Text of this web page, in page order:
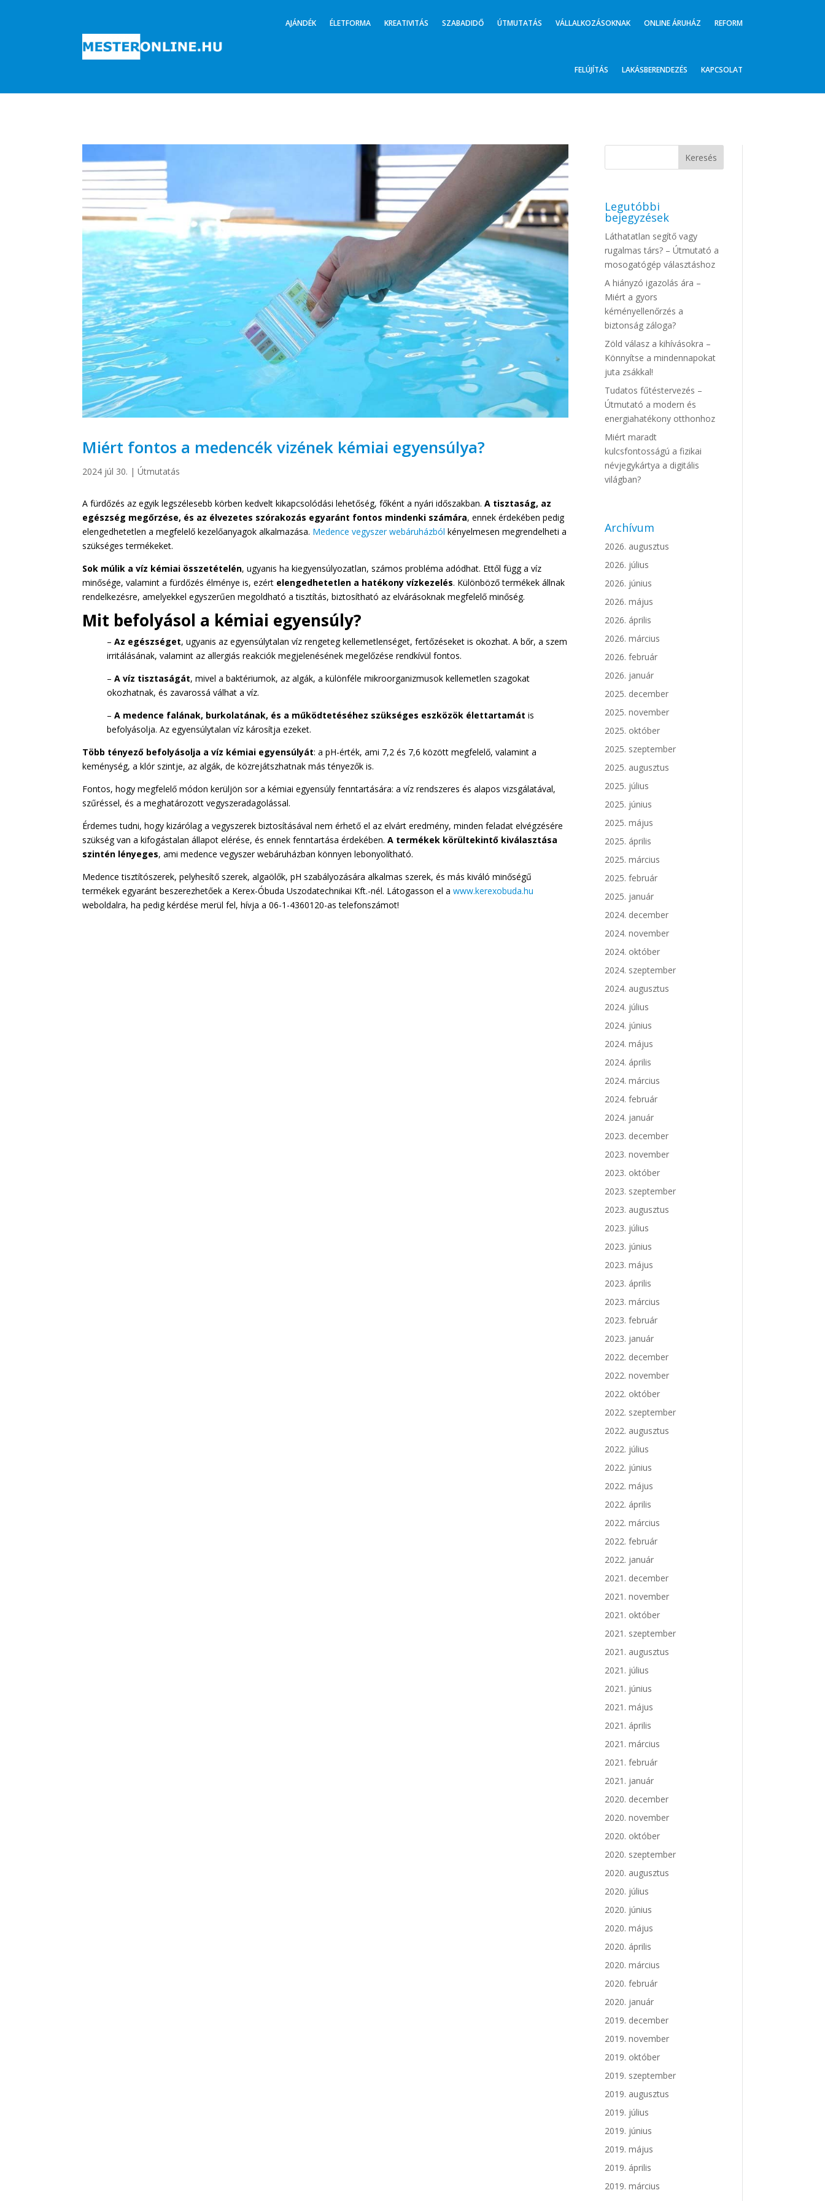
AJÁNDÉK ÉLETFORMA KREATIVITÁS SZABADIDŐ ÚTMUTATÁS VÁLLALKOZÁSOKNAK ONLINE ÁRUHÁZ REFORM
FELÚJÍTÁS LAKÁSBERENDEZÉS KAPCSOLAT
Miért fontos a medencék vizének kémiai egyensúlya?
2024 júl 30. |Útmutatás
A fürdőzés az egyik legszélesebb körben kedvelt kikapcsolódási lehetőség, főként a nyári időszakban.A tisztaság, az
egészség megőrzése, és az élvezetes szórakozás egyaránt fontos mindenki számára, ennek érdekében pedig
elengedhetetlen a megfelelő kezelőanyagok alkalmazása. Medence vegyszer webáruházból kényelmesen megrendelheti a
szükséges termékeket.
Sok múlik a víz kémiai összetételén, ugyanis ha kiegyensúlyozatlan, számos probléma adódhat. Ettől függ a víz
minősége, valamint a fürdőzés élménye is, ezért elengedhetetlen a hatékony vízkezelés. Különböző termékek állnak
rendelkezésre, amelyekkel egyszerűen megoldható a tisztítás, biztosítható az elvárásoknak megfelelő minőség.
Mit befolyásol a kémiai egyensúly?
–Az egészséget, ugyanis az egyensúlytalan víz rengeteg kellemetlenséget, fertőzéseket is okozhat. A bőr, a szem
irritálásának, valamint az allergiás reakciók megjelenésének megelőzése rendkívül fontos.
–A víz tisztaságát, mivel a baktériumok, az algák, a különféle mikroorganizmusok kellemetlen szagokat
okozhatnak, és zavarossá válhat a víz.
–A medence falának, burkolatának, és a működtetéséhez szükséges eszközök élettartamát is
befolyásolja. Az egyensúlytalan víz károsítja ezeket.
Több tényező befolyásolja a víz kémiai egyensúlyát: a pH-érték, ami 7,2 és 7,6 között megfelelő, valamint a
keménység, a klór szintje, az algák, de közrejátszhatnak más tényezők is.
Fontos, hogy megfelelő módon kerüljön sor a kémiai egyensúly fenntartására: a víz rendszeres és alapos vizsgálatával,
szűréssel, és a meghatározott vegyszeradagolással.
Érdemes tudni, hogy kizárólag a vegyszerek biztosításával nem érhető el az elvárt eredmény, minden feladat elvégzésére
szükség van a kifogástalan állapot elérése, és ennek fenntartása érdekében.A termékek körültekintő kiválasztása
szintén lényeges, ami medence vegyszer webáruházban könnyen lebonyolítható.
Medence tisztítószerek, pelyhesítő szerek, algaölők, pH szabályozására alkalmas szerek, és más kiváló minőségű
termékek egyaránt beszerezhetőek a Kerex-Óbuda Uszodatechnikai Kft.-nél. Látogasson el awww.kerexobuda.hu
weboldalra, ha pedig kérdése merül fel, hívja a 06-1-4360120-as telefonszámot!
Legutóbbi
bejegyzések
Láthatatlan segítő vagy
rugalmas társ? – Útmutató a
mosogatógép választáshoz
A hiányzó igazolás ára –
Miért a gyors
kéményellenőrzés a
biztonság záloga?
Zöld válasz a kihívásokra –
Könnyítse a mindennapokat
juta zsákkal!
Tudatos fűtéstervezés –
Útmutató a modern és
energiahatékony otthonhoz
Miért maradt
kulcsfontosságú a fizikai
névjegykártya a digitális
világban?
Archívum
2026. augusztus
2026. július
2026. június
2026. május
2026. április
2026. március
2026. február
2026. január
2025. december
2025. november
2025. október
2025. szeptember
2025. augusztus
2025. július
2025. június
2025. május
2025. április
2025. március
2025. február
2025. január
2024. december
2024. november
2024. október
2024. szeptember
2024. augusztus
2024. július
2024. június
2024. május
2024. április
2024. március
2024. február
2024. január
2023. december
2023. november
2023. október
2023. szeptember
2023. augusztus
2023. július
2023. június
2023. május
2023. április
2023. március
2023. február
2023. január
2022. december
2022. november
2022. október
2022. szeptember
2022. augusztus
2022. július
2022. június
2022. május
2022. április
2022. március
2022. február
2022. január
2021. december
2021. november
2021. október
2021. szeptember
2021. augusztus
2021. július
2021. június
2021. május
2021. április
2021. március
2021. február
2021. január
2020. december
2020. november
2020. október
2020. szeptember
2020. augusztus
2020. július
2020. június
2020. május
2020. április
2020. március
2020. február
2020. január
2019. december
2019. november
2019. október
2019. szeptember
2019. augusztus
2019. július
2019. június
2019. május
2019. április
2019. március